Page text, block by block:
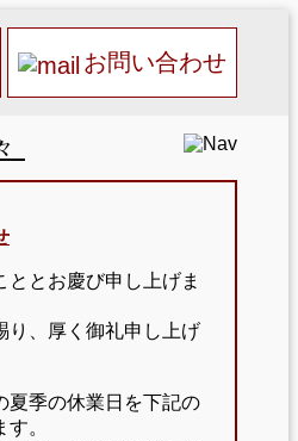
お問い合わせ
ととお慶び申し上げま
り、厚く御礼申し上げ
夏季の休業日を下記の
。